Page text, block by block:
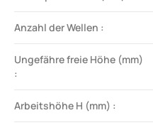
Anzahl der Wellen :
Ungefähre freie Höhe (mm)
:
Arbeitshöhe H (mm) :